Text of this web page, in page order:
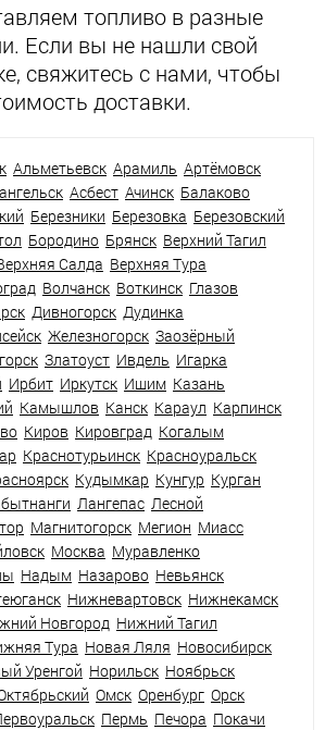
топливо в разные
Если вы не нашли свой
свяжитесь с нами, чтобы
доставки.
Альметьевск Арамиль Артёмовск
Асбест Ачинск Балаково
Березники Березовка Березовский
Бородино Брянск Верхний Тагил
Салда Верхняя Тура
Волчанск Воткинск Глазов
Дивногорск Дудинка
Железногорск Заозёрный
Златоуст Ивдель Игарка
Ирбит Иркутск Ишим Казань
Камышлов Канск Караул Карпинск
Киров Кировград Когалым
Краснотурьинск Красноуральск
Кудымкар Кунгур Курган
Лангепас Лесной
Магнитогорск Мегион Миасс
Москва Муравленко
Надым Назарово Невьянск
Нижневартовск Нижнекамск
Новгород Нижний Тагил
Тура Новая Ляля Новосибирск
Уренгой Норильск Ноябрьск
Омск Оренбург Орск
Пермь Печора Покачи